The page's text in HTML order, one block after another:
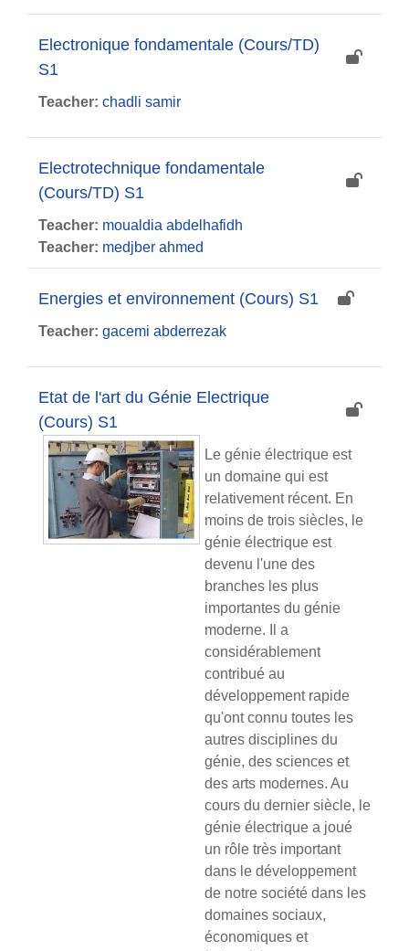
Electronique fondamentale (Cours/TD)
S1
Teacher: chadli samir
Electrotechnique fondamentale
(Cours/TD) S1
Teacher: moualdia abdelhafidh
Teacher: medjber ahmed
Energies et environnement (Cours) S1
Teacher: gacemi abderrezak
Etat de l'art du Génie Electrique
(Cours) S1
Le génie électrique est
un domaine qui est
relativement récent. En
moins de trois siècles, le
génie électrique est
devenu l'une des
branches les plus
importantes du génie
moderne. Il a
considérablement
contribué au
développement rapide
qu'ont connu toutes les
autres disciplines du
génie, des sciences et
des arts modernes. Au
cours du dernier siècle, le
génie électrique a joué
un rôle très important
dans le développement
de notre société dans les
domaines sociaux,
économiques et